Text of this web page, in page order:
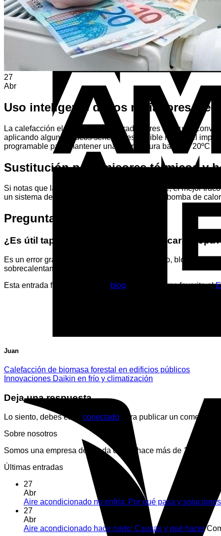
Volver a la tienda
27
Abr
Uso inteligente de los radiadores
La calefacción eléctrica mediante radiadores o estufas
aplicando algunos trucos sencillos es posible reducir el
programable para mantener una temperatura base de 20ºC
Sustitución por emisores térmicos y
Si notas que la factura sigue siendo inasumible, el mejor
un sistema de aire acondicionado Inverter con bomba de
Preguntas frecuentes (FAQ)
¿Es útil tapar los radiadores para secar la ropa?
Es un error grave. Al cubrir un radiador eléctrico, bloqueas
sobrecalentamiento.
Esta entrada fue publicada en
blog . Marque como favorito el
Juan
Calefacción de biomasa forestal en edificios públicos
Innovaciones Daikin en frío y climatización
Deja una respuesta
Lo siento, debes estar conectado para publicar un comentario.
Sobre nosotros
Somos una empresa dedicada desde hace más de 10 años
Últimas entradas
27
Abr
Aire acondicionado no enfría: Por qué pasa y soluciones
27
Abr
Aire acondicionado hace ruido: Causas y qué hacer